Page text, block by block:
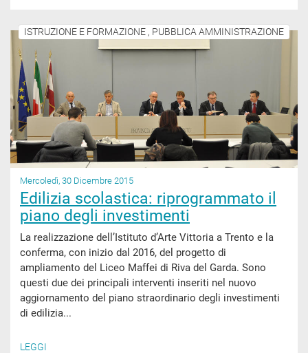
ISTRUZIONE E FORMAZIONE , PUBBLICA AMMINISTRAZIONE
Mercoledì, 30 Dicembre 2015
Edilizia scolastica: riprogrammato il
piano degli investimenti
La realizzazione dell’Istituto d’Arte Vittoria a Trento e la
conferma, con inizio dal 2016, del progetto di
ampliamento del Liceo Maffei di Riva del Garda. Sono
questi due dei principali interventi inseriti nel nuovo
aggiornamento del piano straordinario degli investimenti
di edilizia...
LEGGI